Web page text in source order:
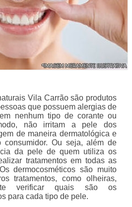
Vila Carrão são produtos
que possuem alergias de
nenhum tipo de corante ou
não irritam a pele dos
de maneira dermatológica e
consumidor. Ou seja, além de
da pele de quem utiliza os
tratamentos em todas as
dermocosméticos são muito
tratamentos, como olheiras,
verificar quais são os
para cada tipo de pele.